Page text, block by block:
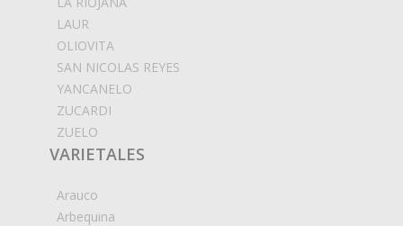
LAUR
OLIOVITA
SAN NICOLAS REYES
YANCANELO
ZUCARDI
ZUELO
VARIETALES
Arauco
Arbequina